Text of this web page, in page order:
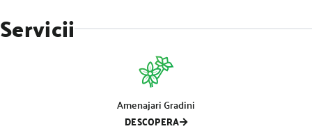
Servicii
Amenajari Gradini
DESCOPERA